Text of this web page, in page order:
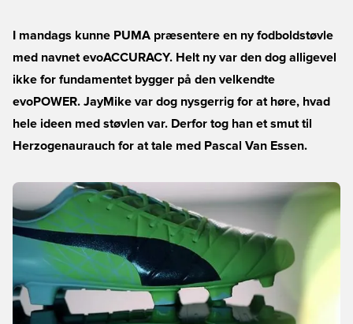
I mandags kunne PUMA præsentere en ny fodboldstøvle
med navnet evoACCURACY. Helt ny var den dog alligevel
ikke for fundamentet bygger på den velkendte
evoPOWER. JayMike var dog nysgerrig for at høre, hvad
hele ideen med støvlen var. Derfor tog han et smut til
Herzogenaurauch for at tale med Pascal Van Essen.